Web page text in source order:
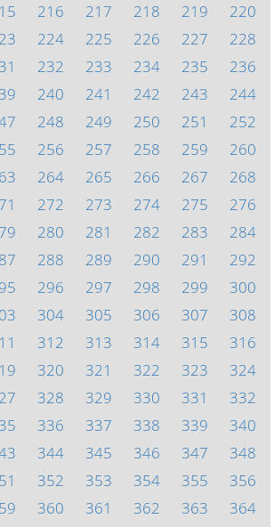
216 217 218 219
220
224 225 226 227
228
232 233 234 235
236
240 241 242 243
244
248 249 250 251
252
256 257 258 259
260
264 265 266 267
268
272 273 274 275
276
280 281 282 283
284
288 289 290 291
292
296 297 298 299
300
304 305 306 307
308
312 313 314 315
316
320 321 322 323
324
328 329 330 331
332
336 337 338 339
340
344 345 346 347
348
352 353 354 355
356
360 361 362 363
364